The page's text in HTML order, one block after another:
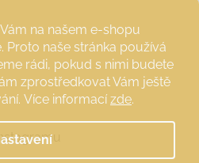
na našem e-shopu
Proto naše stránka používá
rádi, pokud s nimi budete
zprostředkovat Vám ještě
Více informací zde.